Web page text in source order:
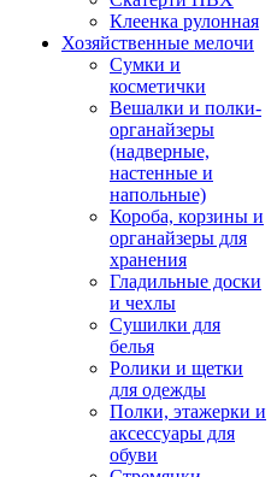
Клеенка рулонная
Хозяйственные мелочи
Сумки и
косметички
Вешалки и полки-
органайзеры
(надверные,
настенные и
напольные)
Короба, корзины и
органайзеры для
хранения
Гладильные доски
и чехлы
Сушилки для
белья
Ролики и щетки
для одежды
Полки, этажерки и
аксессуары для
обуви